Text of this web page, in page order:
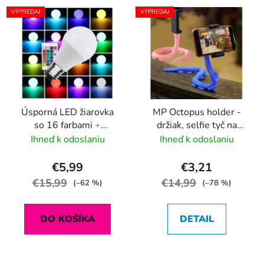
VÝPREDAJ
Úsporná LED žiarovka
so 16 farbami +
diaľkový ovládač
Ihneď k odoslaniu
€5,99
€15,99 (–62 %)
DO KOŠÍKA
VÝPREDAJ
MP Octopus holder -
držiak, selfie tyč na
telefón, chapadlo
Ihneď k odoslaniu
€3,21
€14,99 (–78 %)
DETAIL